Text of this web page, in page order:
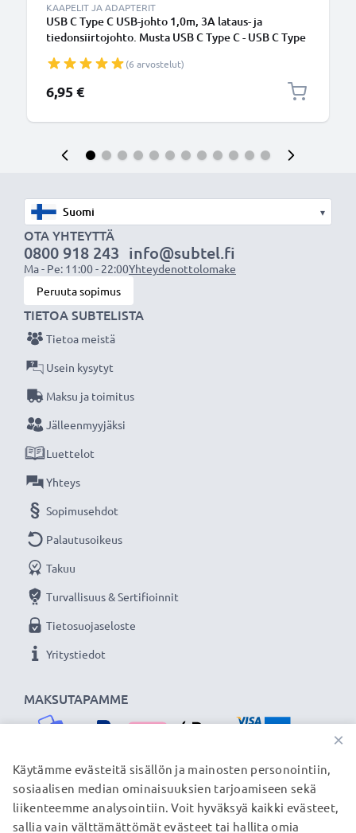
KAAPELIT JA ADAPTERIT
USB C Type C USB-johto 1,0m, 3A lataus- ja
tiedonsiirtojohto. Musta USB C Type C - USB C Type
(6 arvostelut)
6,95 €
▾
OTA YHTEYTTÄ
0800 918 243
Ma - Pe: 11:00 - 22:00
info@subtel.fi
Yhteydenottolomake
Peruuta sopimus
MAKSUTAPAMME
TIETOA SUBTELISTA
Tietoa meistä
Usein kysytyt
Maksu ja toimitus
Jälleenmyyjäksi
Luettelot
Yhteys
Sopimusehdot
Palautusoikeus
Takuu
Turvallisuus & Sertifioinnit
Tietosuojaseloste
Yritystiedot
TOIMITUSKUMPPANIMME
×
Käytämme evästeitä sisällön ja mainosten personointiin,
sosiaalisen median ominaisuuksien tarjoamiseen sekä
liikenteemme analysointiin. Voit hyväksyä kaikki evästeet,
sallia vain välttämättömät evästeet tai hallita omia